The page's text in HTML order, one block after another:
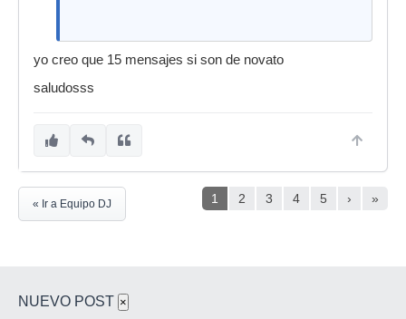
yo creo que 15 mensajes si son de novato
saludosss
1 2 3 4 5 › »
« Ir a Equipo DJ
NUEVO POST ×